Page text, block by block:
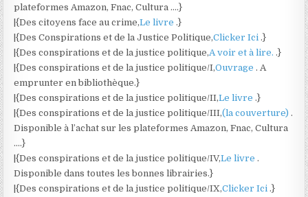
plateformes Amazon, Fnac, Cultura ….}
|{Des citoyens face au crime,Le livre .}
|{Des Conspirations et de la Justice Politique,Clicker Ici .}
|{Des conspirations et de la justice politique,A voir et à lire. .}
|{Des conspirations et de la justice politique/I,Ouvrage . A
emprunter en bibliothèque.}
|{Des conspirations et de la justice politique/II,Le livre .}
|{Des conspirations et de la justice politique/III,(la couverture) .
Disponible à l’achat sur les plateformes Amazon, Fnac, Cultura
….}
|{Des conspirations et de la justice politique/IV,Le livre .
Disponible dans toutes les bonnes librairies.}
|{Des conspirations et de la justice politique/IX,Clicker Ici .}